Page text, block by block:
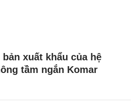
xuất khẩu của hệ
tầm ngắn Komar